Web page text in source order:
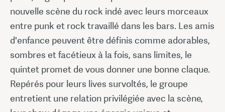
nouvelle scène du rock indé avec leurs morceaux
entre punk et rock travaillé dans les bars. Les amis
d'enfance peuvent être définis comme adorables,
sombres et facétieux à la fois, sans limites, le
quintet promet de vous donner une bonne claque.
Repérés pour leurs lives survoltés, le groupe
entretient une relation privilégiée avec la scène,